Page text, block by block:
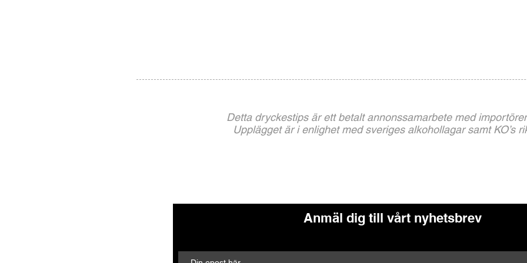
Detta dryckestips är ett betalt annonssamarbete med
Upplägget är i enlighet med sveriges alkohollagar samt KO’s
Anmäl dig till vårt nyhetsbrev